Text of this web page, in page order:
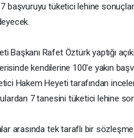
başvuruyu tüketici lehine
Başkanı Rafet Öztürk yaptığı
kendilerine 100'e yakın
Hakem Heyeti tarafından
7 tanesini tüketici lehine
arasında tek taraflı bir sözleşme